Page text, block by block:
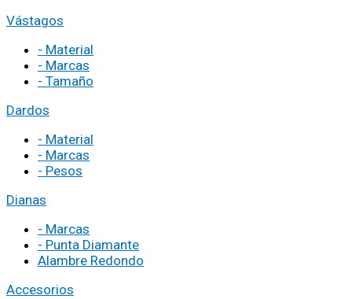
Vástagos
- Material
- Marcas
- Tamaño
Dardos
- Material
- Marcas
- Pesos
Dianas
- Marcas
- Punta Diamante
Alambre Redondo
Accesorios